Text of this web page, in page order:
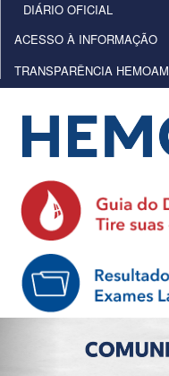
DIÁRIO OFICIAL
ACESSO À INFORMAÇÃO
TRANSPARÊNCIA HEMOAM